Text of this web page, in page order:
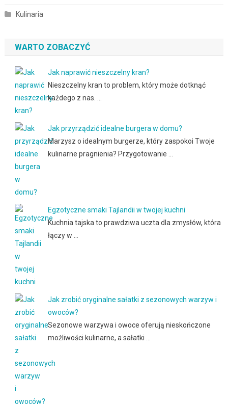
Kulinaria
WARTO ZOBACZYĆ
Jak naprawić nieszczelny kran?
Nieszczelny kran to problem, który może dotknąć
każdego z nas. …
Jak przyrządzić idealne burgera w domu?
Marzysz o idealnym burgerze, który zaspokoi Twoje
kulinarne pragnienia? Przygotowanie …
Egzotyczne smaki Tajlandii w twojej kuchni
Kuchnia tajska to prawdziwa uczta dla zmysłów, która
łączy w …
Jak zrobić oryginalne sałatki z sezonowych warzyw i
owoców?
Sezonowe warzywa i owoce oferują nieskończone
możliwości kulinarne, a sałatki …